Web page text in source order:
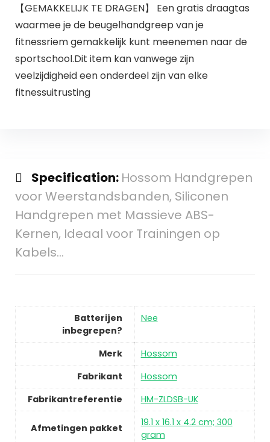
【GEMAKKELIJK TE DRAGEN】 Een gratis draagtas
waarmee je de beugelhandgreep van je
fitnessriem gemakkelijk kunt meenemen naar de
sportschool.Dit item kan vanwege zijn
veelzijdigheid een onderdeel zijn van elke
fitnessuitrusting
Specification: Hossom Handgrepen
voor Weerstandsbanden, Siliconen
Handgrepen met Massieve ABS-
Kernen, Ideaal voor Trainingen op
Kabels…
Batterijen
inbegrepen?
Nee
Merk
Hossom
Fabrikant
Hossom
Fabrikantreferentie
HM-ZLDSB-UK
Afmetingen pakket
19.1 x 16.1 x 4.2 cm; 300
gram